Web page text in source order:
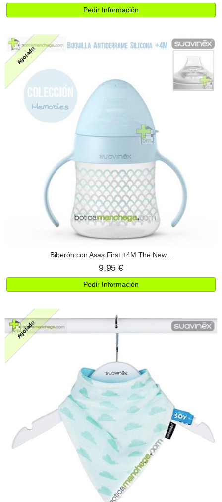
Pedir Información
Agotado
Biberón con Asas First +4M The New...
9,95 €
Pedir Información
Agotado